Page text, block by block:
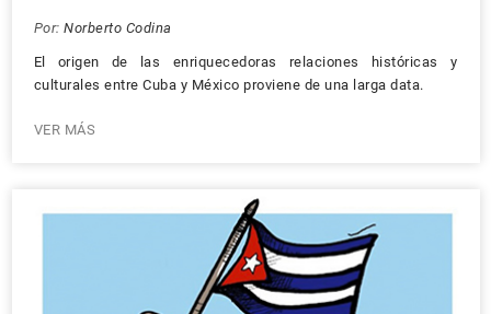
Por: Norberto Codina
El origen de las enriquecedoras relaciones históricas y
culturales entre Cuba y México proviene de una larga data.
VER MÁS